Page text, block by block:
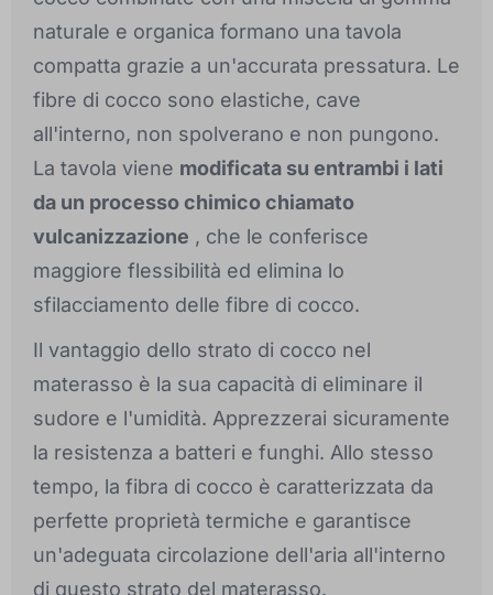
naturale e organica formano una tavola
compatta grazie a un'accurata pressatura. Le
fibre di cocco sono elastiche, cave
all'interno, non spolverano e non pungono.
La tavola viene modificata su entrambi i lati
da un processo chimico chiamato
vulcanizzazione , che le conferisce
maggiore flessibilità ed elimina lo
sfilacciamento delle fibre di cocco.
Il vantaggio dello strato di cocco nel
materasso è la sua capacità di eliminare il
sudore e l'umidità. Apprezzerai sicuramente
la resistenza a batteri e funghi. Allo stesso
tempo, la fibra di cocco è caratterizzata da
perfette proprietà termiche e garantisce
un'adeguata circolazione dell'aria all'interno
di questo strato del materasso.